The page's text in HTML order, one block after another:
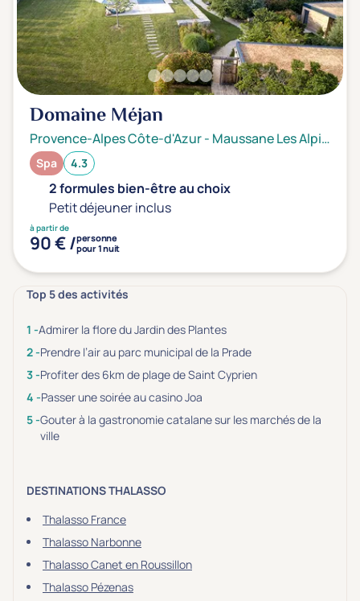
Domaine Méjan
Provence-Alpes Côte-d'Azur- Maussane Les Alpilles
Spa 4.3
2 formules bien-être au choix
Petit déjeuner inclus
à partir de
90 € /personne
pour 1 nuit
Top 5 des activités
Admirer la flore du Jardin des Plantes
Prendre l’air au parc municipal de la Prade
Profiter des 6km de plage de Saint Cyprien
Passer une soirée au casino Joa
Gouter à la gastronomie catalane sur les marchés de la
ville
DESTINATIONS THALASSO
Thalasso France
Thalasso Narbonne
Thalasso Canet en Roussillon
Thalasso Pézenas